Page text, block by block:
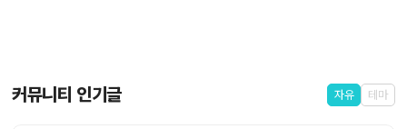
커뮤니티 인기글 자유 테마